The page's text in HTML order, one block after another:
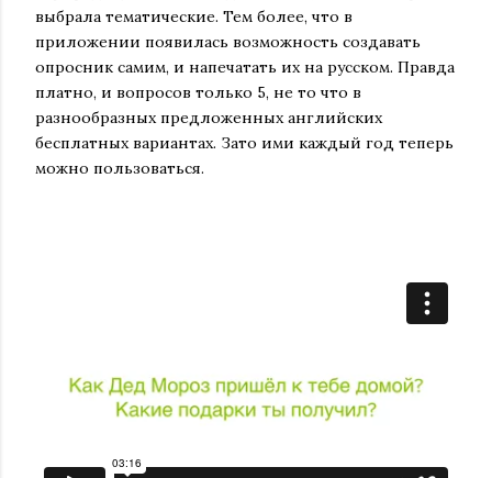
выбрала тематические. Тем более, что в
приложении появилась возможность создавать
опросник самим, и напечатать их на русском. Правда
платно, и вопросов только 5, не то что в
разнообразных предложенных английских
бесплатных вариантах. Зато ими каждый год теперь
можно пользоваться.